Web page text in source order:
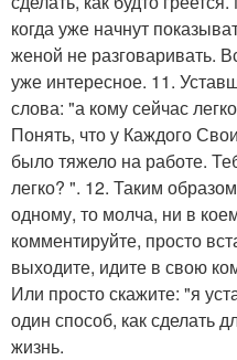
когда уже начнут
женой не разговаривать.
уже интересное. 11.
слова: "а кому сейчас
Понять, что у Каждого
было тяжело на работе.
легко? ". 12. Таким
одному, то молча, ни в
комментируйте, просто
выходите, идите в свою
Или просто скажите: "я
один способ, как
жизнь.